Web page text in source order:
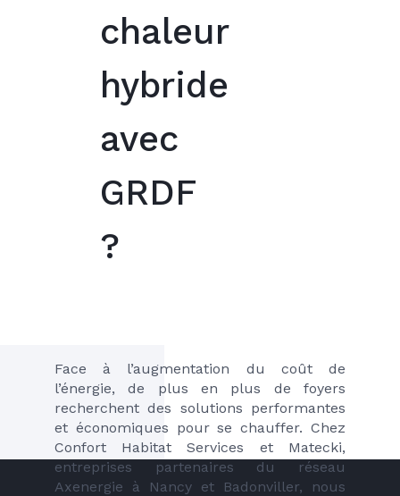
chaleur
hybride
avec
GRDF
?
Face à l’augmentation du coût de
l’énergie, de plus en plus de foyers
recherchent des solutions performantes
et économiques pour se chauffer. Chez
Confort Habitat Services et Matecki,
entreprises partenaires du réseau
Axenergie à Nancy et Badonviller, nous